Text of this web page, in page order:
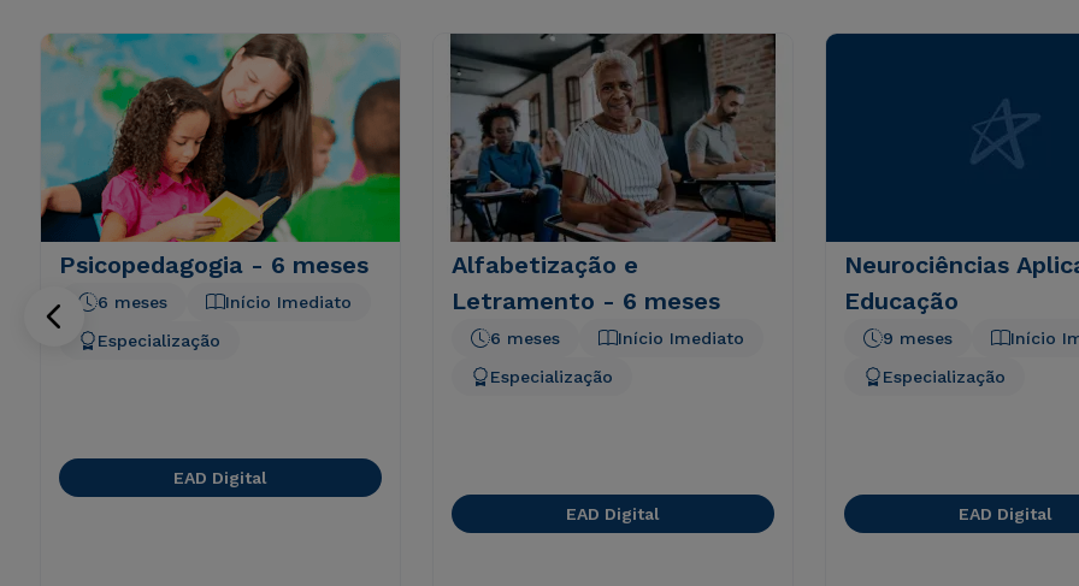
Psicopedagogia - 6 meses
Início Imediato
6 meses
Especialização
EAD Digital
Alfabetização e
Letramento - 6 meses
Início Imediato
6 meses
Especialização
EAD Digital
Neurociências
Educação
Início
9 meses
Especialização
EAD Digital